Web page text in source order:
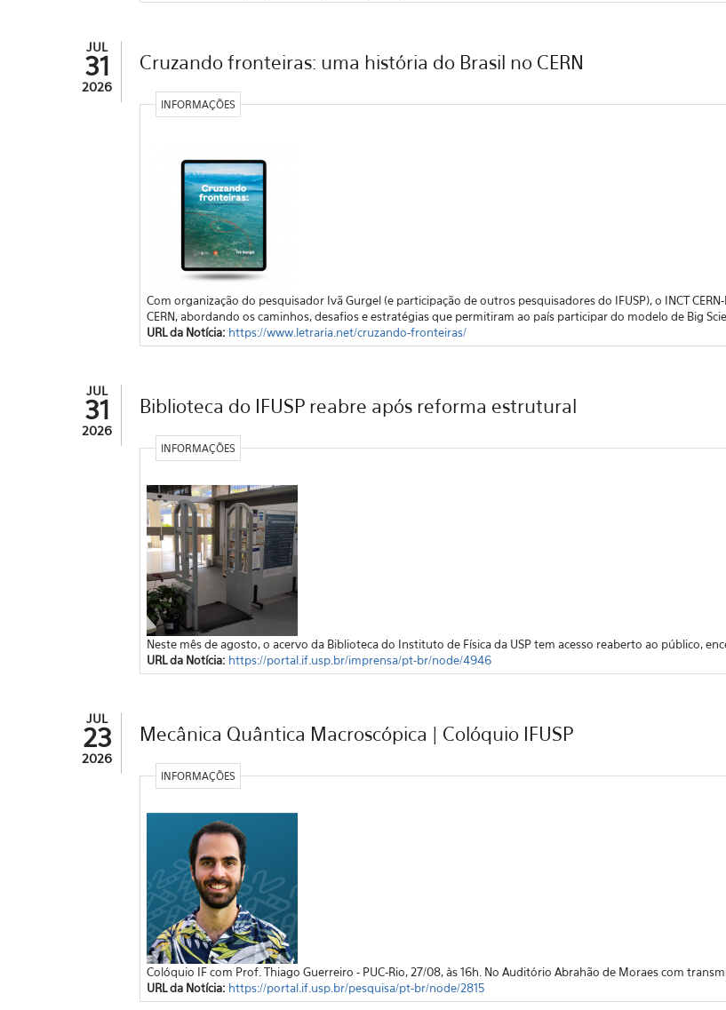
JUL
31
2026
Cruzando fronteiras: uma história do Brasil no CERN
INFORMAÇÕES
Com organização do pesquisador Ivã Gurgel (e participação de outros pesquisadores do IFUSP), o INCT
CERN, abordando os caminhos, desafios e estratégias que permitiram ao país participar do modelo de Big
URL da Notícia: https://www.letraria.net/cruzando-fronteiras/
JUL
31
2026
Biblioteca do IFUSP reabre após reforma estrutural
INFORMAÇÕES
Neste mês de agosto, o acervo da Biblioteca do Instituto de Física da USP tem acesso reaberto ao público,
URL da Notícia: https://portal.if.usp.br/imprensa/pt-br/node/4946
JUL
23
2026
Mecânica Quântica Macroscópica | Colóquio IFUSP
INFORMAÇÕES
Colóquio IF com Prof. Thiago Guerreiro - PUC-Rio, 27/08, às 16h. No Auditório Abrahão de Moraes com
URL da Notícia: https://portal.if.usp.br/pesquisa/pt-br/node/2815